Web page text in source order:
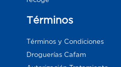
Términos
Términos y Condiciones
Droguerías Cafam